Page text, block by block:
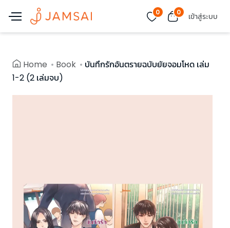
0 0 เข้าสู่ระบบ
Home Book
บันทึกรักอันตรายฉบับยัยจอมโหด เล่ม
1-2 (2 เล่มจบ)